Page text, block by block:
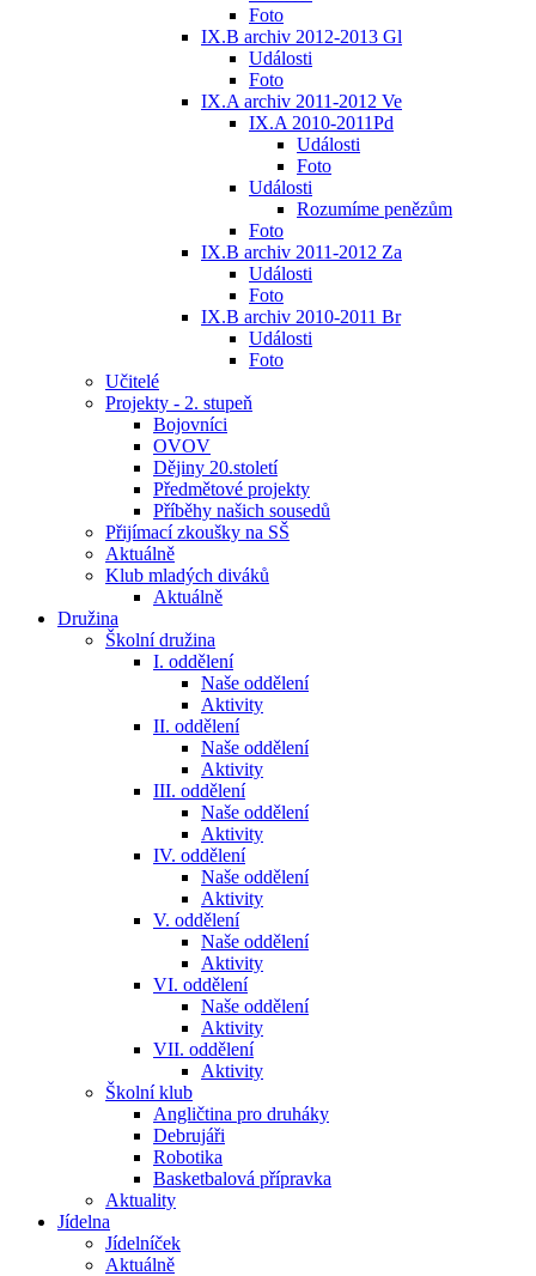
Foto
IX.B archiv 2012-2013 Gl
Události
Foto
IX.A archiv 2011-2012 Ve
IX.A 2010-2011Pd
Události
Foto
Události
Rozumíme penězům
Foto
IX.B archiv 2011-2012 Za
Události
Foto
IX.B archiv 2010-2011 Br
Události
Foto
Učitelé
Projekty - 2. stupeň
Bojovníci
OVOV
Dějiny 20.století
Předmětové projekty
Příběhy našich sousedů
Přijímací zkoušky na SŠ
Aktuálně
Klub mladých diváků
Aktuálně
Družina
Školní družina
I. oddělení
Naše oddělení
Aktivity
II. oddělení
Naše oddělení
Aktivity
III. oddělení
Naše oddělení
Aktivity
IV. oddělení
Naše oddělení
Aktivity
V. oddělení
Naše oddělení
Aktivity
VI. oddělení
Naše oddělení
Aktivity
VII. oddělení
Aktivity
Školní klub
Angličtina pro druháky
Debrujáři
Robotika
Basketbalová přípravka
Aktuality
Jídelna
Jídelníček
Aktuálně